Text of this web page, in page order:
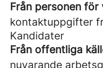
Från personen för
kontaktuppgifter
Kandidater
Från offentliga
nuvarande